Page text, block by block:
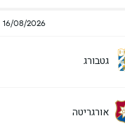
16/08/2026
גטבורג
אורגריטה